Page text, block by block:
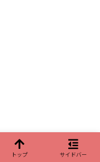
トップ サイドバー